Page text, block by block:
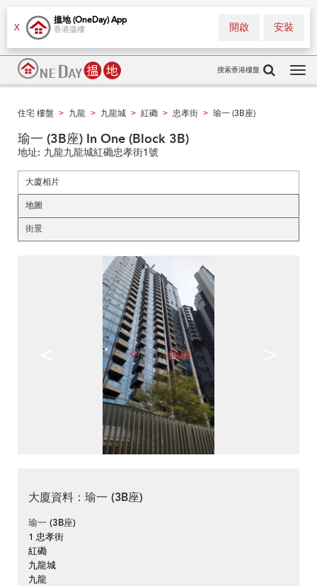
X
搵地 (OneDay) App
香港搵樓 安裝
開啟
搜索香港樓盤
住宅 樓盤 > 九龍 > 九龍城 > 紅磡 > 忠孝街 > 瑜一 (3B座)
瑜一 (3B座) In One (Block 3B)
地址: 九龍九龍城紅磡忠孝街1號
大廈相片
地圖
街景
大廈資料：瑜一 (3B座)
瑜一 (3B座)
1 忠孝街
紅磡
九龍城
九龍